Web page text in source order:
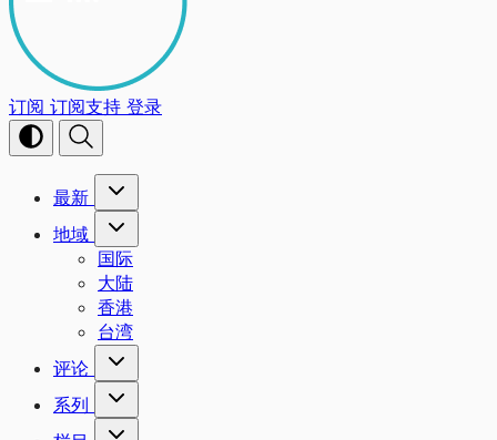
订阅 订阅支持 登录
最新
地域
国际
大陆
香港
台湾
评论
系列